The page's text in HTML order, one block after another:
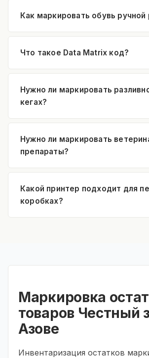
Как маркировать обувь ручной
Что такое Data Matrix код?
Нужно ли маркировать
кегах?
Нужно ли маркировать
препараты?
Какой принтер подходит для
коробках?
Маркировка
товаров Честный
Азове
Инвентаризация остатков